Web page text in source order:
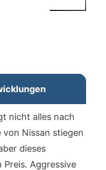
nicht alles nach
von Nissan stiegen
dieses
Aggressive